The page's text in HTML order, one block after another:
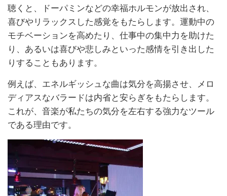
聴くと、ドーパミンなどの幸福ホルモンが放出され、
喜びやリラックスした感覚をもたらします。運動中の
モチベーションを高めたり、仕事中の集中力を助けた
り、あるいは喜びや悲しみといった感情を引き出した
りすることもあります。
例えば、エネルギッシュな曲は気分を高揚させ、メロ
ディアスなバラードは内省と安らぎをもたらします。
これが、音楽が私たちの気分を左右する強力なツール
である理由です。